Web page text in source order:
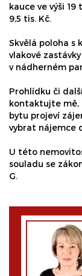
kauce ve výši
9,5 tis. Kč.
Skvělá poloha s
vlakové
v nádherném
Prohlídku či
kontaktujte mě,
bytu projeví
vybrat nájemce
U této
souladu se
G.